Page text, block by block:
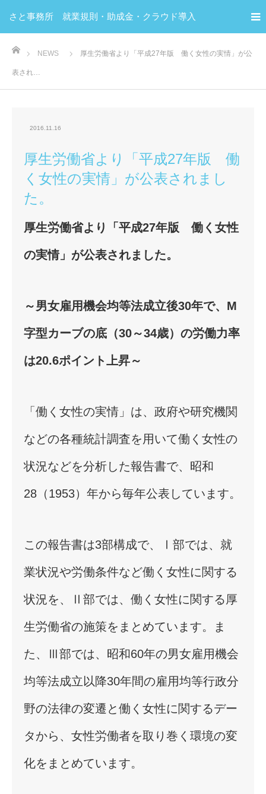
さと事務所 就業規則・助成金・クラウド導入
NEWS
厚生労働省より「平成27年版 働く女性の実情」が公
表され…
2016.11.16
厚生労働省より「平成27年版 働
く女性の実情」が公表されまし
た。
厚生労働省より「平成27年版 働く女性
の実情」が公表されました。
～男女雇用機会均等法成立後30年で、M
字型カーブの底（30～34歳）の労働力率
は20.6ポイント上昇～
「働く女性の実情」は、政府や研究機関
などの各種統計調査を用いて働く女性の
状況などを分析した報告書で、昭和
28（1953）年から毎年公表しています。
この報告書は3部構成で、Ⅰ部では、就
業状況や労働条件など働く女性に関する
状況を、Ⅱ部では、働く女性に関する厚
生労働省の施策をまとめています。ま
た、Ⅲ部では、昭和60年の男女雇用機会
均等法成立以降30年間の雇用均等行政分
野の法律の変遷と働く女性に関するデー
タから、女性労働者を取り巻く環境の変
化をまとめています。